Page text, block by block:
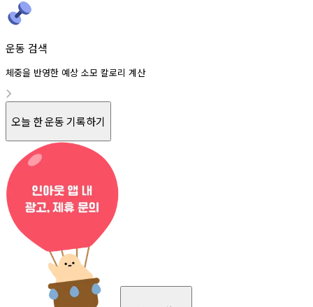
운동 검색
체중을 반영한 예상 소모 칼로리 계산
오늘 한 운동 기록하기